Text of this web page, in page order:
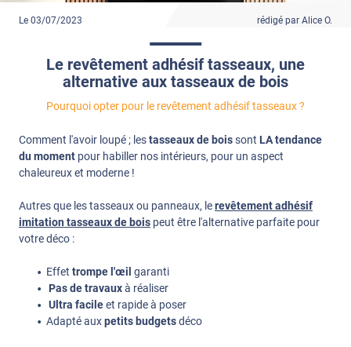
Le 03/07/2023 rédigé par Alice O.
Le revêtement adhésif tasseaux, une
alternative aux tasseaux de bois
Pourquoi opter pour le revêtement adhésif tasseaux ?
Comment l'avoir loupé ; lestasseaux de boissont LA tendance
du moment pour habiller nos intérieurs, pour un aspect
chaleureux et moderne !
Autres que les tasseaux ou panneaux, lerevêtement adhésif
imitation tasseaux de bois peut être l'alternative parfaite pour
votre déco :
Effet trompe l'œil garanti
Pas de travauxà réaliser
Ultra facileet rapide à poser
Adapté auxpetits budgetsdéco